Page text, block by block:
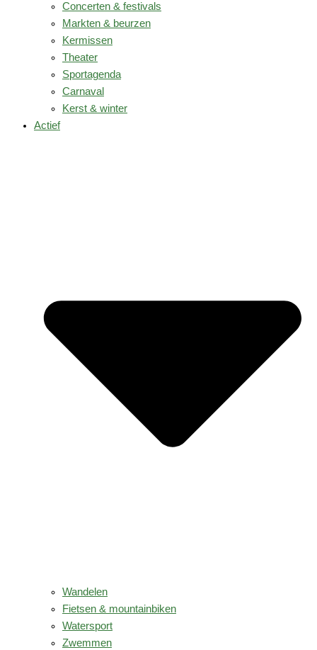
Concerten & festivals
Markten & beurzen
Kermissen
Theater
Sportagenda
Carnaval
Kerst & winter
Actief
Wandelen
Fietsen & mountainbiken
Watersport
Zwemmen